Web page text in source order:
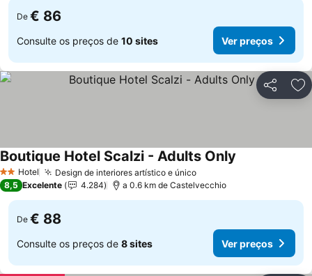
De € 86
Consulte os preços de 10 sites Ver preços
Partilhar
2 Estrelas
Hotel Design de interiores artístico e único
Boutique Hotel Scalzi - Adults Only
8,5 Excelente 4.284 a 0.6 km de Castelvecchio
De € 88
Consulte os preços de 8 sites Ver preços